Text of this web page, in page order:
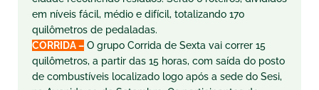
em níveis fácil, médio e difícil, totalizando 170
quilômetros de pedaladas.
CORRIDA – O grupo Corrida de Sexta vai correr 15
quilômetros, a partir das 15 horas, com saída do posto
de combustíveis localizado logo após a sede do Sesi,